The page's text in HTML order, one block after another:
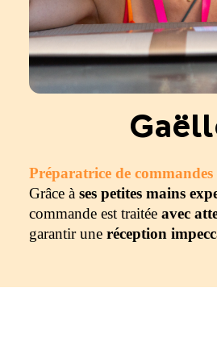
Préparatrice de commandes
Grâce à ses petites mains
commande est traitée avec
garantir une réception